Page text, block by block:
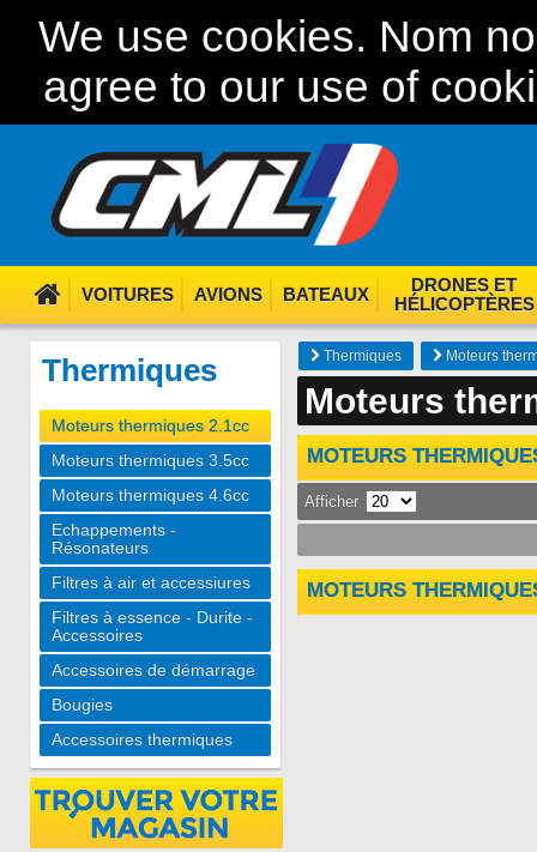
We use cookies. Nom
agree to our use of
VOITURES AVIONS BATEAUX
DRONES ET
HÉLICOPTÈRES
Thermiques
Moteurs thermiques 2.1cc
Moteurs thermiques 3.5cc
Moteurs thermiques 4.6cc
Echappements -
Résonateurs
Filtres à air et accessiures
Filtres à essence - Durite -
Accessoires
Accessoires de démarrage
Bougies
Accessoires thermiques
Thermiques Moteurs
Moteurs
MOTEURS
Afficher
MOTEURS